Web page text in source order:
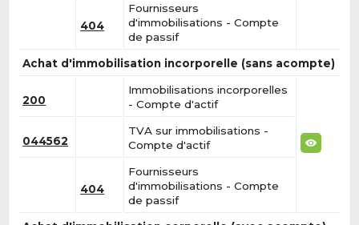
404
Fournisseurs
d'immobilisations - Compte
de passif
Achat d'immobilisation incorporelle (sans acompte)
200
Immobilisations incorporelles
- Compte d'actif
044562
TVA sur immobilisations -
Compte d'actif
404
Fournisseurs
d'immobilisations - Compte
de passif